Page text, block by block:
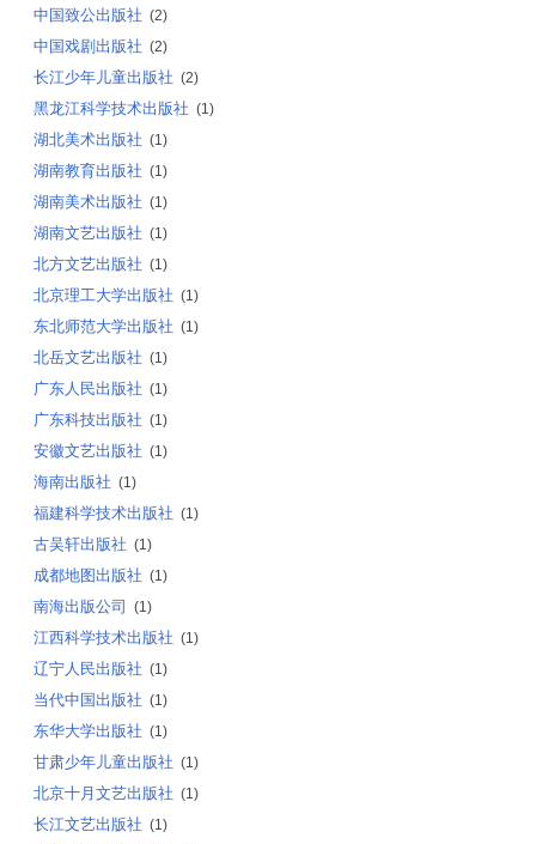
中国致公出版社 (2)
中国戏剧出版社 (2)
长江少年儿童出版社 (2)
黑龙江科学技术出版社 (1)
湖北美术出版社 (1)
湖南教育出版社 (1)
湖南美术出版社 (1)
湖南文艺出版社 (1)
北方文艺出版社 (1)
北京理工大学出版社 (1)
东北师范大学出版社 (1)
北岳文艺出版社 (1)
广东人民出版社 (1)
广东科技出版社 (1)
安徽文艺出版社 (1)
海南出版社 (1)
福建科学技术出版社 (1)
古吴轩出版社 (1)
成都地图出版社 (1)
南海出版公司 (1)
江西科学技术出版社 (1)
辽宁人民出版社 (1)
当代中国出版社 (1)
东华大学出版社 (1)
甘肃少年儿童出版社 (1)
北京十月文艺出版社 (1)
长江文艺出版社 (1)